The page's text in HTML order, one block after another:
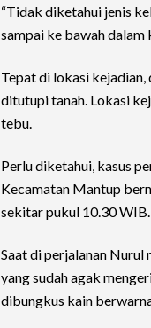
“Tidak diketahui jenis
sampai ke bawah dalam
Tepat di lokasi kejadian,
ditutupi tanah. Lokasi
tebu.
Perlu diketahui, kasus
Kecamatan Mantup
sekitar pukul 10.30 WIB.
Saat di perjalanan
yang sudah agak
dibungkus kain